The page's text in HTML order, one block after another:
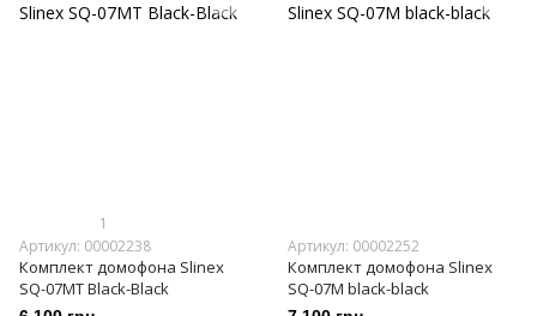
1
Артикул: 00002238
Комплект домофона Slinex
SQ-07MT Black-Black
Артикул: 00002252
Комплект домофона Slinex
SQ-07M black-black